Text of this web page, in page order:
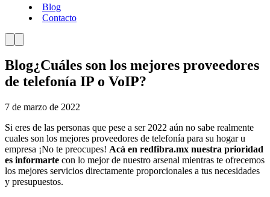
Blog
Contacto
Blog¿Cuáles son los mejores proveedores
de telefonía IP o VoIP?
7 de marzo de 2022
Si eres de las personas que pese a ser 2022 aún no sabe realmente
cuales son los mejores proveedores de telefonía para su hogar u
empresa ¡No te preocupes! Acá en redfibra.mx nuestra prioridad
es informarte con lo mejor de nuestro arsenal mientras te ofrecemos
los mejores servicios directamente proporcionales a tus necesidades
y presupuestos.